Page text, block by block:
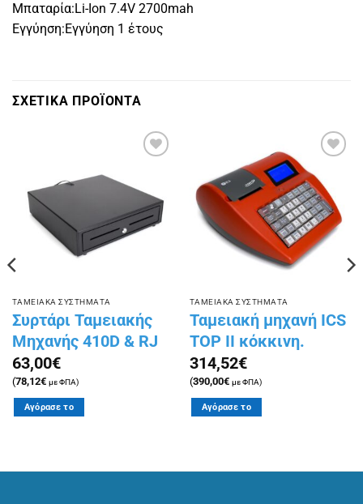
Μπαταρία:Li-Ion 7.4V 2700mah
Εγγύηση:Εγγύηση 1 έτους
ΣΧΕΤΙΚΑ ΠΡΟΪΟΝΤΑ
λίστα
επιθυμιών
ΤΑΜΕΙΑΚΑ ΣΥΣΤΗΜΑΤΑ
Συρτάρι Ταμειακής
Μηχανής 410D & RJ
63,00€
(78,12€ με ΦΠΑ)
Αγόρασε το
Πρόσθήκη
στην
λίστα
επιθυμιών
ΤΑΜΕΙΑΚΑ ΣΥΣΤΗΜΑΤΑ
Ταμειακή μηχανή ICS
TOP II κόκκινη.
314,52€
(390,00€ με ΦΠΑ)
Αγόρασε το